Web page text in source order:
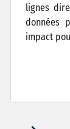
lignes
données
impact